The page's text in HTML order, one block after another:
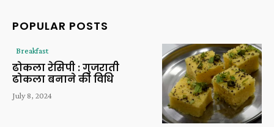
POPULAR POSTS
Breakfast
ढोकला रेसिपी : गुजराती
ढोकला बनाने की विधि
July 8, 2024